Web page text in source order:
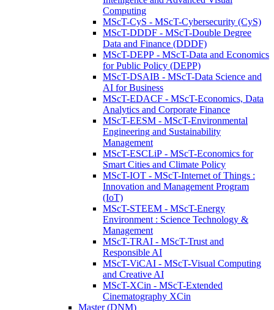
Computing
MScT-CyS - MScT-Cybersecurity (CyS)
MScT-DDDF - MScT-Double Degree
Data and Finance (DDDF)
MScT-DEPP - MScT-Data and Economics
for Public Policy (DEPP)
MScT-DSAIB - MScT-Data Science and
AI for Business
MScT-EDACF - MScT-Economics, Data
Analytics and Corporate Finance
MScT-EESM - MScT-Environmental
Engineering and Sustainability
Management
MScT-ESCLiP - MScT-Economics for
Smart Cities and Climate Policy
MScT-IOT - MScT-Internet of Things :
Innovation and Management Program
(IoT)
MScT-STEEM - MScT-Energy
Environment : Science Technology &
Management
MScT-TRAI - MScT-Trust and
Responsible AI
MScT-ViCAI - MScT-Visual Computing
and Creative AI
MScT-XCin - MScT-Extended
Cinematography XCin
Master (DNM)